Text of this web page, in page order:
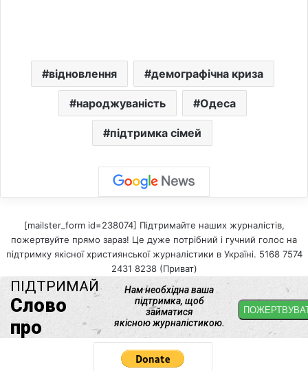
відновлення демографічна криза
народжуваність Одеса
підтримка сімей
[mailster_form id=238074] Підтримайте наших журналістів,
пожертвуйте прямо зараз! Це дуже потрібний і гучний голос на
підтримку якісної християнської журналістики в Україні. 5168 7574
2431 8238 (Приват)